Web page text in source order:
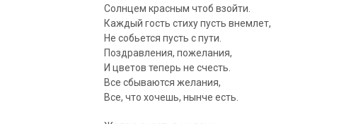
Солнцем красным чтоб взойти.
Каждый гость стиху пусть внемлет,
Не собьется пусть с пути.
Поздравления, пожелания,
И цветов теперь не счесть.
Все сбываются желания,
Все, что хочешь, нынче есть.